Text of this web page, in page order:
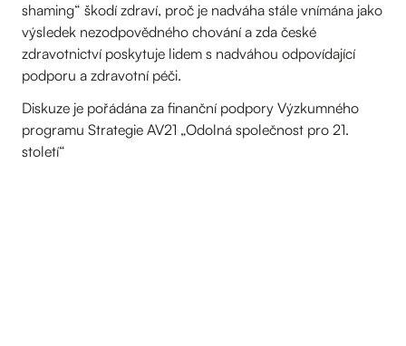
shaming“ škodí zdraví, proč je nadváha stále vnímána jako
výsledek nezodpovědného chování a zda české
zdravotnictví poskytuje lidem s nadváhou odpovídající
podporu a zdravotní péči.
Diskuze je pořádána za finanční podpory Výzkumného
programu Strategie AV21 „Odolná společnost pro 21.
století“